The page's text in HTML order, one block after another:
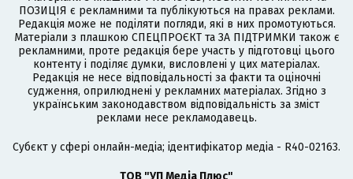
ПОЗИЦІЯ є рекламними та публікуються на правах реклами.
Редакція може не поділяти погляди, які в них промотуються.
Матеріали з плашкою СПЕЦПРОЄКТ та ЗА ПІДТРИМКИ також є
рекламними, проте редакція бере участь у підготовці цього
контенту і поділяє думки, висловлені у цих матеріалах.
Редакція не несе відповідальності за факти та оціночні
судження, оприлюднені у рекламних матеріалах. Згідно з
українським законодавством відповідальність за зміст
реклами несе рекламодавець.
Cубєкт у сфері онлайн-медіа; ідентифікатор медіа - R40-02163.
ТОВ "УП Медіа Плюс"